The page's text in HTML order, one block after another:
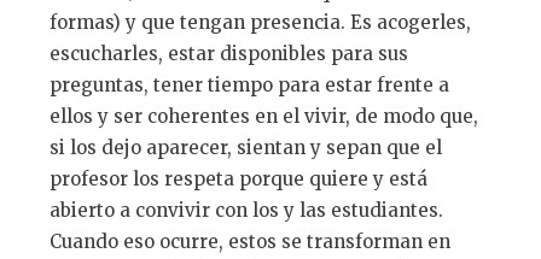
formas) y que tengan presencia. Es acogerles,
escucharles, estar disponibles para sus
preguntas, tener tiempo para estar frente a
ellos y ser coherentes en el vivir, de modo que,
si los dejo aparecer, sientan y sepan que el
profesor los respeta porque quiere y está
abierto a convivir con los y las estudiantes.
Cuando eso ocurre, estos se transforman en